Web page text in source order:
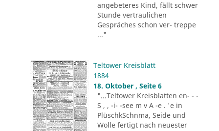
angebeteres Kind, fällt schwer
Stunde vertraulichen
Gespräches schon ver- treppe
..."
Teltower Kreisblatt
1884
18. Oktober , Seite 6
"...Teltower Kreisblatten en- - -
S , , -i- -see m v A -e . 'e in
PlüschkSchnma, Seide und
Wolle fertigt nach neuester